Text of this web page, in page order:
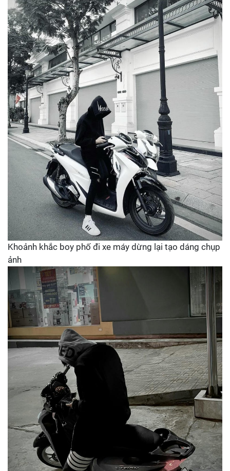
Khoảnh khắc boy phố đi xe máy dừng lại tạo dáng chụp
ảnh